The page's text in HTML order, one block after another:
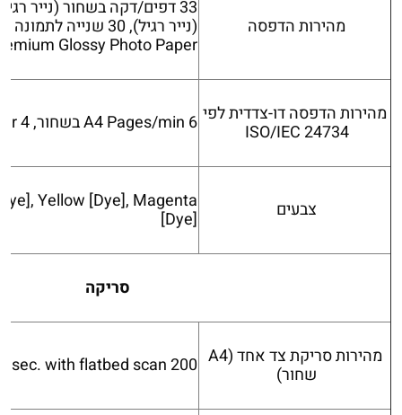
מהירות הדפסה
Glossy Photo Paper)
מהירות הדפסה דו-צדדית לפי
ISO/IEC 24734 6 A4 Pages/min בשחור, 4 A4 Pages/min Colour
צבעים Yellow [Dye], Magenta
[Dye]
סריקה
מהירות סריקת צד אחד (A4
שחור) 200 DPI; , 11 sec. with flatbed scan